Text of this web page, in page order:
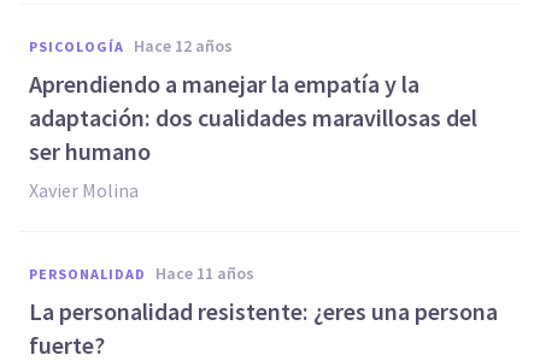
PSICOLOGÍA hace 12 años
Aprendiendo a manejar la empatía y la
adaptación: dos cualidades maravillosas del
ser humano
Xavier Molina
PERSONALIDAD hace 11 años
La personalidad resistente: ¿eres una persona
fuerte?